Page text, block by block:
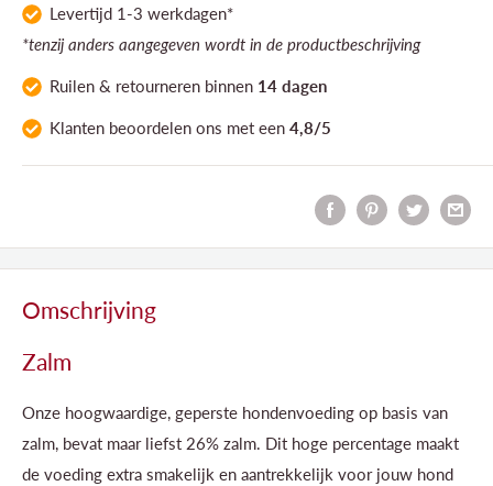
Levertijd 1-3 werkdagen*
*tenzij anders aangegeven wordt in de productbeschrijving
Ruilen & retourneren binnen 14 dagen
Klanten beoordelen ons met een 4,8/5
Omschrijving
Zalm
Onze hoogwaardige, geperste hondenvoeding op basis van
zalm, bevat maar liefst 26% zalm. Dit hoge percentage maakt
de voeding extra smakelijk en aantrekkelijk voor jouw hond